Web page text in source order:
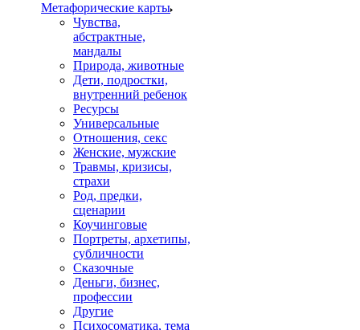
Mетафорические карты
Чувства,
абстрактные,
мандалы
Природа, животные
Дети, подростки,
внутренний ребенок
Ресурсы
Универсальные
Отношения, секс
Женские, мужские
Травмы, кризисы,
страхи
Род, предки,
сценарии
Коучинговые
Портреты, архетипы,
субличности
Сказочные
Деньги, бизнес,
профессии
Другие
Психосоматика, тема